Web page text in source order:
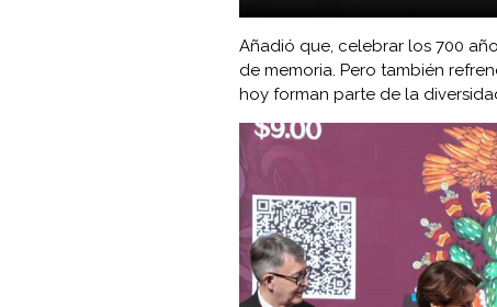
Añadió que, celebrar los 700
de memoria. Pero también
hoy forman parte de la